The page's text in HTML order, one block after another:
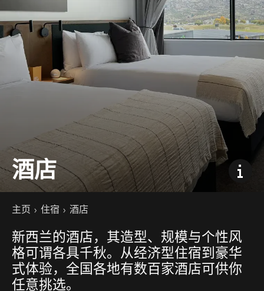
酒店
你的位置
主页 住宿 酒店
新西兰的酒店，其造型、规模与个性风
格可谓各具千秋。从经济型住宿到豪华
式体验，全国各地有数百家酒店可供你
任意挑选。